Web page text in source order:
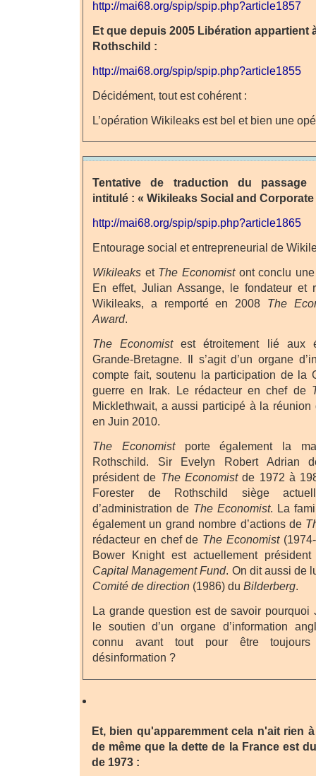
http://mai68.org/spip/spip.php?article1857
Et que depuis 2005 Libération appartient
Rothschild :
http://mai68.org/spip/spip.php?article1855
Décidément, tout est cohérent :
L’opération Wikileaks est bel et bien une
Tentative de traduction du passage
intitulé : « Wikileaks Social and
http://mai68.org/spip/spip.php?article1865
Entourage social et entrepreneurial de
Wikileaks et The Economistont conclu une
En effet, Julian Assange, le fondateur et
Wikileaks, a remporté en 2008 The
Award.
The Economistest étroitement lié aux
Grande-Bretagne. Il s’agit d’un organe
compte fait, soutenu la participation de la
guerre en Irak. Le rédacteur en chef de
Micklethwait, a aussi participé à la
en Juin 2010.
The Economistporte également la
Rothschild. Sir Evelyn Robert Adrian
président de The Economistde 1972 à
Forester de Rothschild siège
d’administration de The Economist. La
également un grand nombre d’actions de
rédacteur en chef de The Economist(1974-
Bower Knight est actuellement
Capital Management Fund. On dit aussi de
Comité de direction (1986) du Bilderberg.
La grande question est de savoir pourquoi
le soutien d’un organe d’information
connu avant tout pour être
désinformation ?
Et, bien qu'apparemment cela n'ait rien
de même que la dette de la France est
de 1973 :